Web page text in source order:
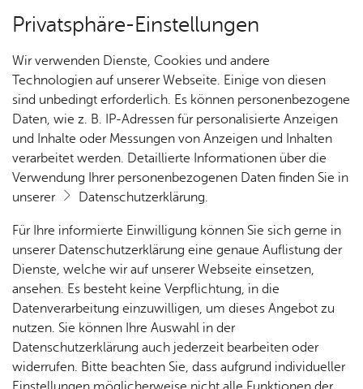
Kartenansicht
Cookie-Hinweis
Zum Laden dieser Karte wird eine Verbindung zu externen
Servern hergestellt. Diese verwenden Cookies und andere
Tracking-Technologien, um die Bedienung zu
Privatsphäre-Einstellungen
Wir verwenden Dienste, Cookies und andere
Technologien auf unserer Webseite. Einige von diesen
sind unbedingt erforderlich. Es können personenbezogene
Daten, wie z. B. IP-Adressen für personalisierte Anzeigen
und Inhalte oder Messungen von Anzeigen und Inhalten
verarbeitet werden. Detaillierte Informationen über die
Verwendung Ihrer personenbezogenen Daten finden Sie in
unserer
Datenschutzerklärung.
Für Ihre informierte Einwilligung können Sie sich gerne in
unserer Datenschutzerklärung eine genaue Auflistung der
Dienste, welche wir auf unserer Webseite einsetzen,
ansehen. Es besteht keine Verpflichtung, in die
Datenverarbeitung einzuwilligen, um dieses Angebot zu
nutzen. Sie können Ihre Auswahl in der
Datenschutzerklärung auch jederzeit bearbeiten oder
widerrufen. Bitte beachten Sie, dass aufgrund individueller